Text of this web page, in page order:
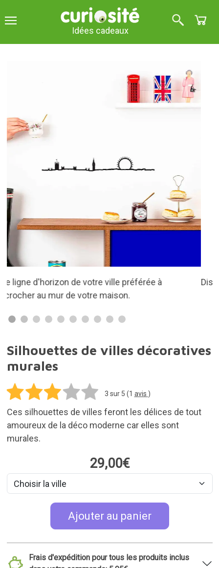
Idées cadeaux
Disponible dans 5 villes différentes
murales
Ces silhouettes de villes feront les délices de tout
amoureux de la déco moderne car elles sont
murales.
Ajouter au panier
Frais d'expédition pour tous les produits inclus
dans votre commande: 5,95€